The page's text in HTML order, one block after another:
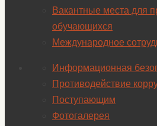
Вакантные места для
обучающихся
Международное
Информационная
Противодействие
Поступающим
Фотогалерея